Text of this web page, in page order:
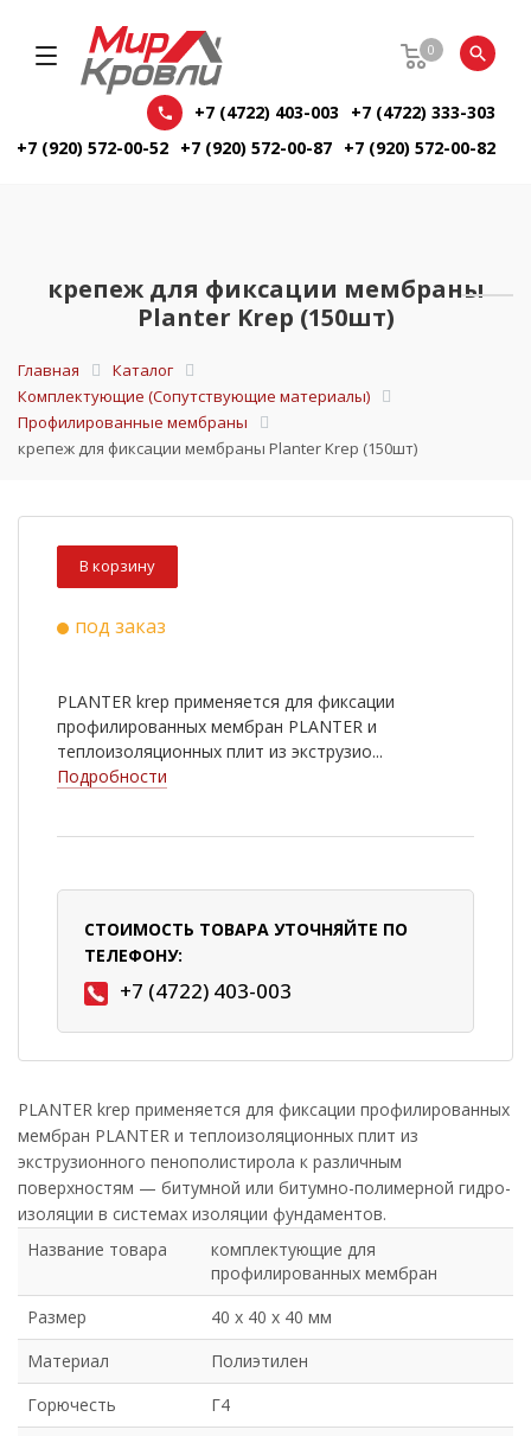
0
+7 (4722) 403-003
+7 (4722) 333-303
+7 (920) 572-00-52 +7 (920) 572-00-87 +7 (920) 572-00-82
крепеж для фиксации мембраны
Planter Krep (150шт)
Главная
Каталог
Комплектующие (Сопутствующие материалы)
Профилированные мембраны
крепеж для фиксации мембраны Planter Krep (150шт)
В корзину
под заказ
PLANTER krep применяется для фиксации
профилированных мембран PLANTER и
теплоизоляционных плит из экструзио...
Подробности
СТОИМОСТЬ ТОВАРА УТОЧНЯЙТЕ ПО
ТЕЛЕФОНУ:
+7 (4722) 403-003
PLANTER krep применяется для фиксации профилированных
мембран PLANTER и теплоизоляционных плит из
экструзионного пенополистирола к различным
поверхностям — битумной или битумно-полимерной гидро-
изоляции в системах изоляции фундаментов.
Название товара
комплектующие для
профилированных мембран
Размер
40 х 40 х 40 мм
Материал
Полиэтилен
Горючесть
Г4